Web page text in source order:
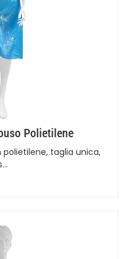
Polietilene
taglia unica,